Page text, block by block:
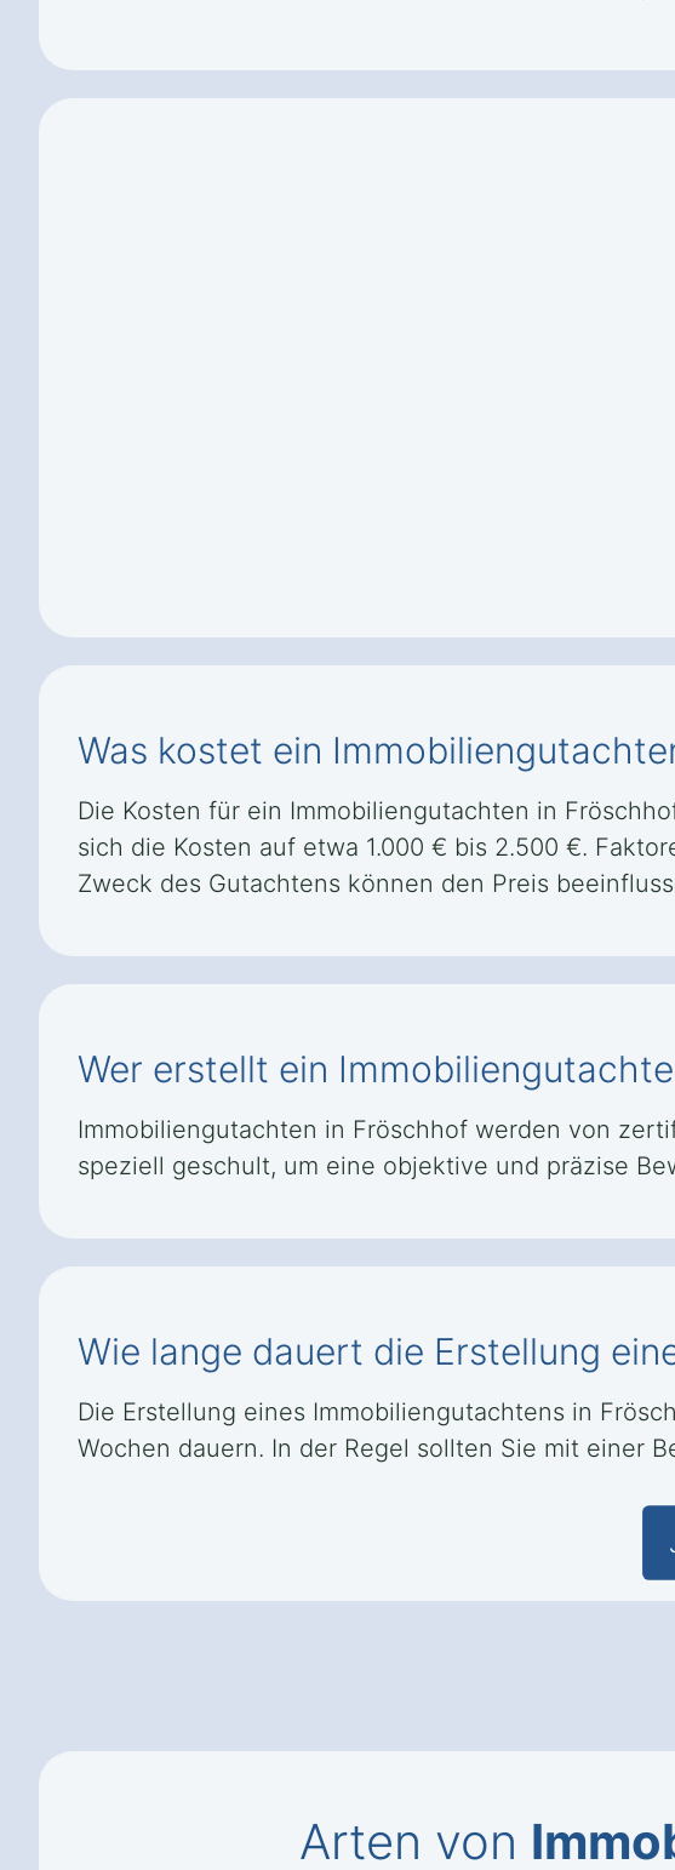
Was kostet ein
Die Kosten für ein Immobiliengutachten in
sich die Kosten auf etwa 1.000 € bis 2.500 €.
Zweck des Gutachtens können den Preis
Wer erstellt ein
Immobiliengutachten in Fröschhof werden von
speziell geschult, um eine objektive und präzise
Wie lange dauert die Erstellung
Die Erstellung eines Immobiliengutachtens in
Wochen dauern. In der Regel sollten Sie mit einer
Arten von